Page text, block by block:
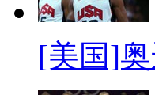
[美国]